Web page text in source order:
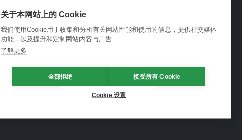
关于本网站上的 Cookie
我们使用Cookie用于收集和分析有关网站性能和使用的信息，提供社交媒体
功能，以及提升和定制网站内容与广告
了解更多
全部拒绝 接受所有 Cookie
Cookie 设置